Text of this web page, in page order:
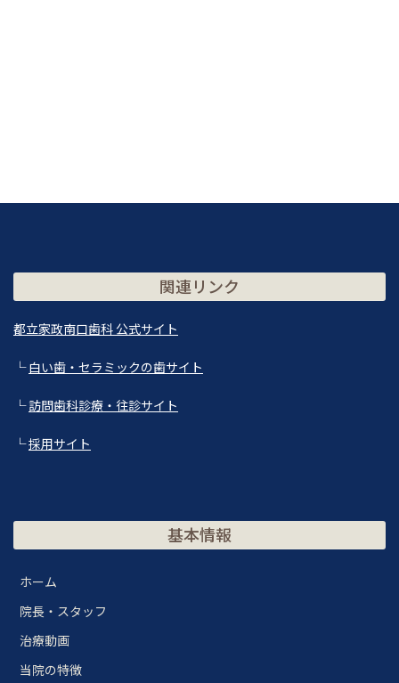
関連リンク
都立家政南口歯科 公式サイト
└白い歯・セラミックの歯サイト
└訪問歯科診療・往診サイト
└採用サイト
基本情報
ホーム
院長・スタッフ
治療動画
当院の特徴